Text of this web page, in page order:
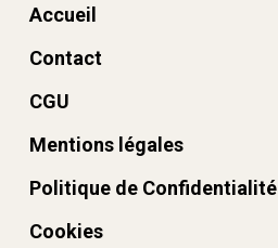
Accueil
Contact
CGU
Mentions légales
Politique de Confidentialité
Cookies